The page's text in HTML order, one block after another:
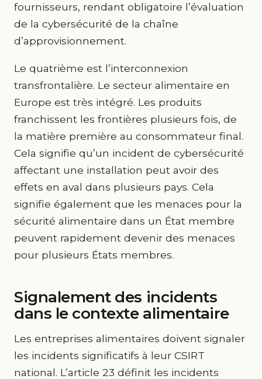
fournisseurs, rendant obligatoire l’évaluation
de la cybersécurité de la chaîne
d’approvisionnement.
Le quatrième est l’interconnexion
transfrontalière. Le secteur alimentaire en
Europe est très intégré. Les produits
franchissent les frontières plusieurs fois, de
la matière première au consommateur final.
Cela signifie qu’un incident de cybersécurité
affectant une installation peut avoir des
effets en aval dans plusieurs pays. Cela
signifie également que les menaces pour la
sécurité alimentaire dans un État membre
peuvent rapidement devenir des menaces
pour plusieurs États membres.
Signalement des incidents
dans le contexte alimentaire
Les entreprises alimentaires doivent signaler
les incidents significatifs à leur CSIRT
national. L’article 23 définit les incidents